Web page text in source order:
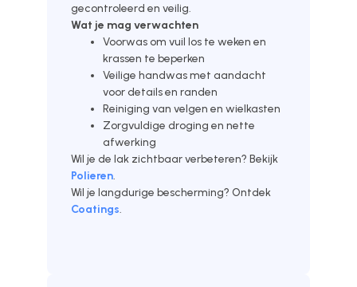
gecontroleerd en veilig.
Wat je mag verwachten
Voorwas om vuil los te weken en
krassen te beperken
Veilige handwas met aandacht
voor details en randen
Reiniging van velgen en wielkasten
Zorgvuldige droging en nette
afwerking
Wil je de lak zichtbaar verbeteren? Bekijk
Polieren.
Wil je langdurige bescherming? Ontdek
Coatings.